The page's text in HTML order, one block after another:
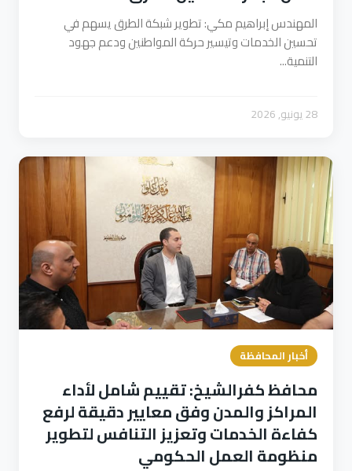
المهندس إبراهيم مكي: تطوير شبكة الطرق يسهم في
تحسين الخدمات وتيسير حركة المواطنين ودعم جهود
التنمية...
28 يونيو, 2026
أخبار المحافظة
محافظ كفرالشيخ: تقييم شامل لأداء
المراكز والمدن وفق معايير دقيقة لرفع
كفاءة الخدمات وتعزيز التنافس لتطوير
منظومة العمل الحكومي